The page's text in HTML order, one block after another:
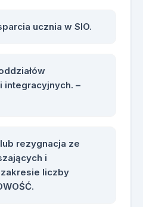
ucznia w SIO.
integracyjnych. –
rezygnacja ze
i
liczby